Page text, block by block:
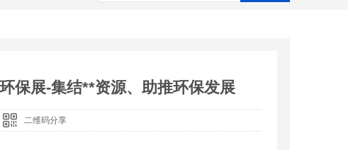
保展-集结**资源、助推环保发展
二维码分享